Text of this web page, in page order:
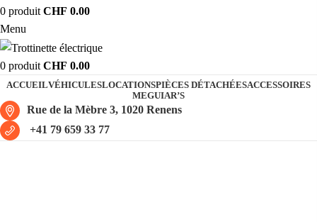
0 produit CHF 0.00
Menu
0 produit CHF 0.00
ACCUEILVÉHICULESLOCATIONSPIÈCES DÉTACHÉESACCESSOIRES
MEGUIAR’S
Rue de la Mèbre 3, 1020 Renens
+41 79 659 33 77